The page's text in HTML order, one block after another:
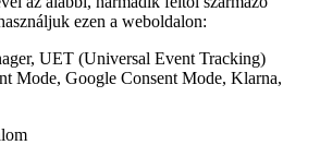
ezen a weboldalon:
UET (Universal Event Tracking)
Mode, Google Consent Mode, Klarna,